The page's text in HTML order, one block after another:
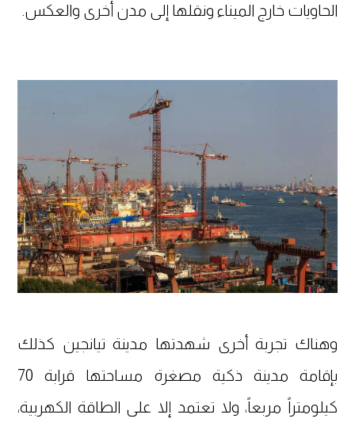
الحاويات خارج الميناء ونقلها إلى مدن أخرى والعكس.
وهناك تجربة أخرى شهدتها مدينة تيانجين كذلك
بإقامة مدينة ذكية مصغرة مساحتها قرابة 70
كيلومتراً مربعاً، ولا تعتمد إلا على الطاقة الكهربية،